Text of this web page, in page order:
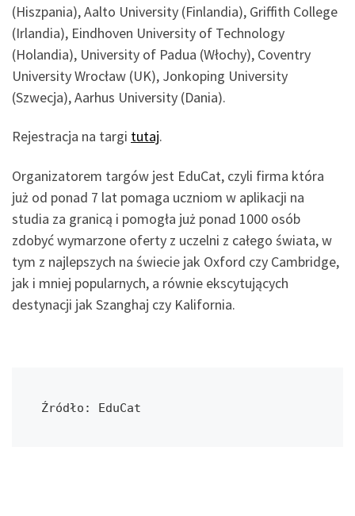
(Hiszpania), Aalto University (Finlandia), Griffith College
(Irlandia), Eindhoven University of Technology
(Holandia), University of Padua (Włochy), Coventry
University Wrocław (UK), Jonkoping University
(Szwecja), Aarhus University (Dania).
Rejestracja na targi tutaj.
Organizatorem targów jest EduCat, czyli firma która
już od ponad 7 lat pomaga uczniom w aplikacji na
studia za granicą i pomogła już ponad 1000 osób
zdobyć wymarzone oferty z uczelni z całego świata, w
tym z najlepszych na świecie jak Oxford czy Cambridge,
jak i mniej popularnych, a równie ekscytujących
destynacji jak Szanghaj czy Kalifornia.
Źródło: EduCat